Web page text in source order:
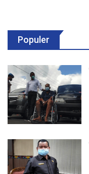
Populer